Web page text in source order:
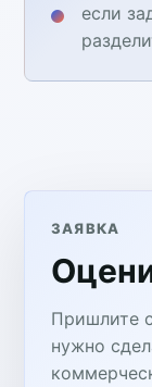
если
ЗАЯВКА
Пришлите
нужно